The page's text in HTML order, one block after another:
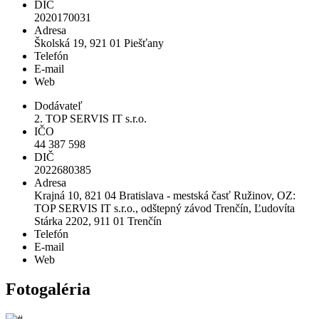
DIČ
2020170031
Adresa
Školská 19, 921 01 Piešťany
Telefón
E-mail
Web
Dodávateľ
2. TOP SERVIS IT s.r.o.
IČO
44 387 598
DIČ
2022680385
Adresa
Krajná 10, 821 04 Bratislava - mestská časť Ružinov, OZ:
TOP SERVIS IT s.r.o., odštepný závod Trenčín, Ľudovíta
Stárka 2202, 911 01 Trenčín
Telefón
E-mail
Web
Fotogaléria